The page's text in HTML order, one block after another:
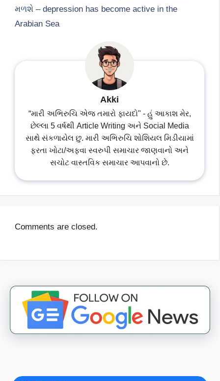
મળશે – depression has become active in the
Arabian Sea
Akki
“મારી અભિરુચિ એજ તમારો ફાયદો" - હું આકાશ મેર,
છેલ્લા 5 વર્ષથી Article Writing અને Social Media
સાથે સંકળાયેલ છુ. મારી અભિરુચિ શોશિયલ મિડીયામાં
ફરતા ખોટા/અફવા સ્વરુપી સમાચાર જાણવાનો અને
સચોટ વાસ્તવિક સમાચાર આપવાનો છે.
Comments are closed.